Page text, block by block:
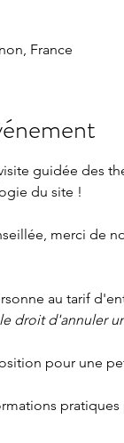
France
guidée des
du site !
merci de
au tarif
droit d'annuler
pour une
pratiques